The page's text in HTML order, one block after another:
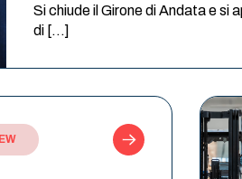
Si chiude il Girone di Andata e si
di […]